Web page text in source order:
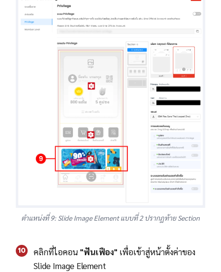
ตำแหน่งที่ 9: Slide Image Element แบบที่ 2 ปรากฏท้าย Section
10 คลิกที่ไอคอน "ฟันเฟือง" เพื่อเข้าสู่หน้าตั้งค่าของ
Slide Image Element